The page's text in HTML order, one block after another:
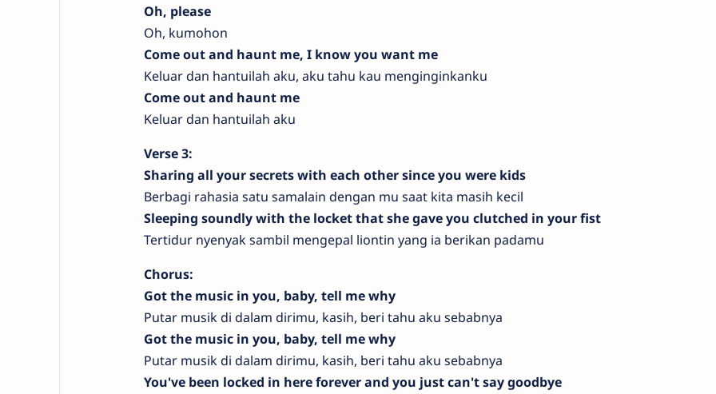
Oh, please
Oh, kumohon
Come out and haunt me, I know you want me
Keluar dan hantuilah aku, aku tahu kau menginginkanku
Come out and haunt me
Keluar dan hantuilah aku
Verse 3:
Sharing all your secrets with each other since you were kids
Berbagi rahasia satu samalain dengan mu saat kita masih kecil
Sleeping soundly with the locket that she gave you clutched in your fist
Tertidur nyenyak sambil mengepal liontin yang ia berikan padamu
Chorus:
Got the music in you, baby, tell me why
Putar musik di dalam dirimu, kasih, beri tahu aku sebabnya
Got the music in you, baby, tell me why
Putar musik di dalam dirimu, kasih, beri tahu aku sebabnya
You've been locked in here forever and you just can't say goodbye